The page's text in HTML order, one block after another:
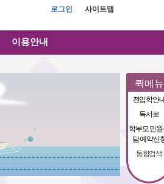
로그인 사이트맵
이용안내
퀵메뉴
전입학안
독서로
학부모 민
담 예약신
통합검색